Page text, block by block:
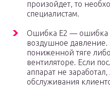
произойдет, то
специалистам.
Ошибка Е2 — ошибка
воздушное давление.
пониженной тяге
вентиляторе. Если
аппарат не
обслуживания